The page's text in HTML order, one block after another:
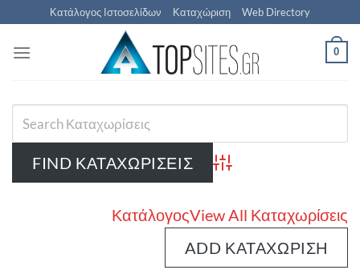
Μετάβαση
στο
περιεχόμενο
Κατάλογος Ιστοσελίδων Καταχώριση Web Directory
0
Advanced Search
ΚατάλογοςView All Καταχωρίσεις
ADD ΚΑΤΑΧΏΡΙΣΗ